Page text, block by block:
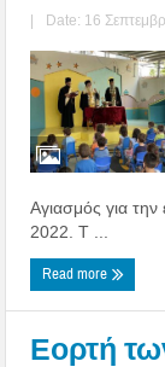
| Date: 16
Αγιασμός για
2022. Τ ...
Read more
Εορτή